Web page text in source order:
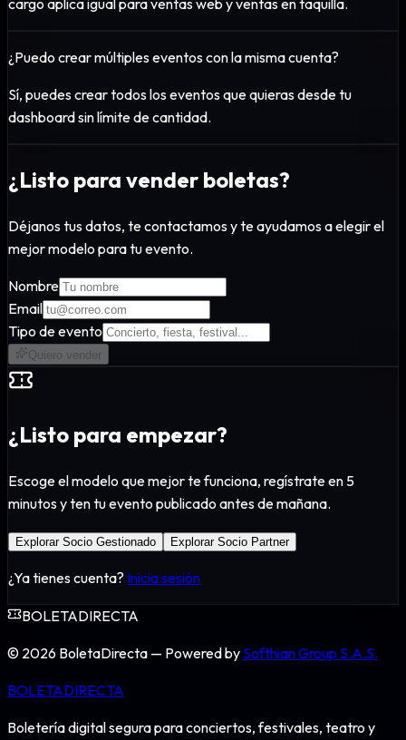
¿Puedo crear múltiples eventos con la misma cuenta?
Sí, puedes crear todos los eventos que quieras desde tu
dashboard sin límite de cantidad.
¿Listo para vender boletas?
Déjanos tus datos, te contactamos y te ayudamos a elegir el
mejor modelo para tu evento.
Nombre
Email
Tipo de evento
Quiero vender
¿Listo para empezar?
Escoge el modelo que mejor te funciona, regístrate en 5
minutos y ten tu evento publicado antes de mañana.
Explorar Socio Gestionado Explorar Socio Partner
¿Ya tienes cuenta? Inicia sesión
BOLETADIRECTA
© 2026 BoletaDirecta — Powered by Softhian Group S.A.S.
BOLETADIRECTA
Boletería digital segura para conciertos, festivales, teatro y